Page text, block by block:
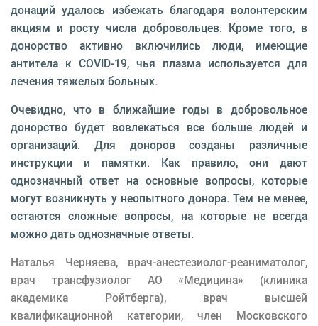
донаций удалось избежать благодаря волонтерским
акциям и росту числа добровольцев. Кроме того, в
донорство активно включились люди, имеющие
антитела к COVID-19, чья плазма используется для
лечения тяжелых больных.
Очевидно, что в ближайшие годы в добровольное
донорство будет вовлекаться все больше людей и
организаций. Для доноров созданы различные
инструкции и памятки. Как правило, они дают
однозначный ответ на основные вопросы, которые
могут возникнуть у неопытного донора. Тем не менее,
остаются сложные вопросы, на которые не всегда
можно дать однозначные ответы.
Наталья Черняева, врач-анестезиолог-реаниматолог,
врач трансфузиолог АО «Медицина» (клиника
академика Ройтберга), врач высшей
квалификационной категории, член Московского